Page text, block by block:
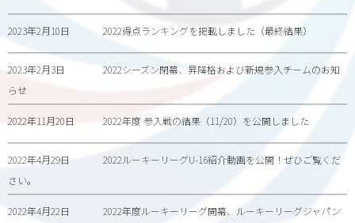
2023年2月10日 2022得点ランキングを掲載しました（最終結果）
2023年2月3日
2022シーズン閉幕、昇降格および新規参入チームのお知
らせ
2022年11月20日 2022年度 参入戦の結果（11/20）を公開しました
2022年4月29日
2022ルーキーリーグU-16紹介動画を公開！ぜひご覧くだ
さい。
2022年4月22日
2022年度ルーキーリーグ開幕、ルーキーリーグジャパン